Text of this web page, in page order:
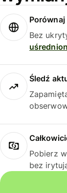
Bez
Śledź
Pobierz
bez